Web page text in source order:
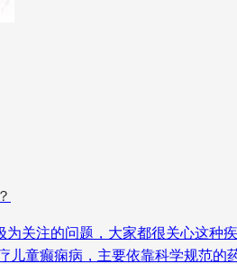
为关注的问题，大家都很关心这
儿童癫痫病，主要依靠科学规范